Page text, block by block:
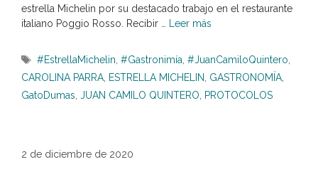
estrella Michelin por su destacado trabajo en el restaurante
italiano Poggio Rosso. Recibir …
Leer más
Etiquetas
#EstrellaMichelin ,#Gastronimía ,#JuanCamiloQuintero
CAROLINA PARRA ESTRELLA MICHELIN GASTRONOMÍA
GatoDumas JUAN CAMILO QUINTERO PROTOCOLOS
2 de diciembre de 2020